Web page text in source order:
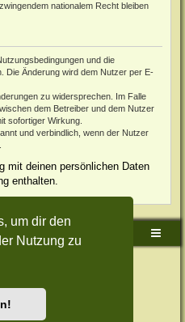
um dir den
Nutzung zu
nationalem Recht bleiben
und die
Die Änderung wird dem Nutzer per E-
zu widersprechen. Im Falle
dem Betreiber und dem Nutzer
sofortiger Wirkung.
und verbindlich, wenn der Nutzer
mit deinen persönlichen Daten
enthalten.
Foren-Übersicht
Limited
Style-Design